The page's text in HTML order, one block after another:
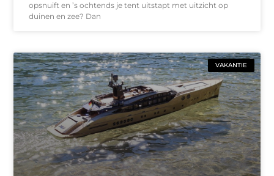
opsnuift en ’s ochtends je tent uitstapt met uitzicht op
duinen en zee? Dan
VAKANTIE